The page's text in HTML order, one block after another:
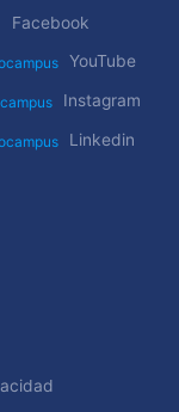
Facebook
YouTube
Instagram
Linkedin